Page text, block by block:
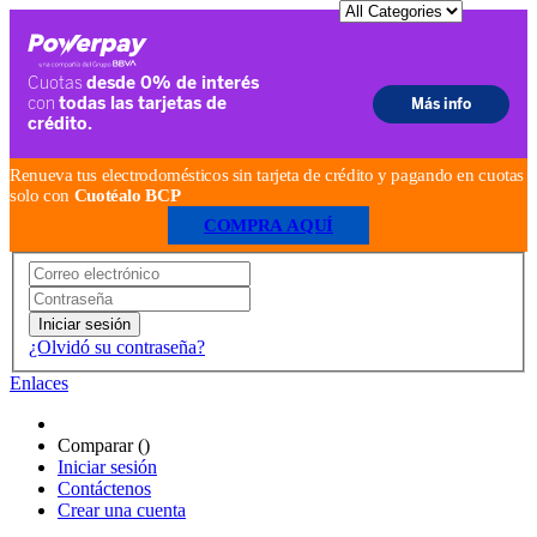
Renueva tus electrodomésticos sin tarjeta de crédito y pagando en cuotas
solo con Cuotéalo BCP
COMPRA AQUÍ
Iniciar sesión
¿Olvidó su contraseña?
Enlaces
Comparar ()
Iniciar sesión
Contáctenos
Crear una cuenta